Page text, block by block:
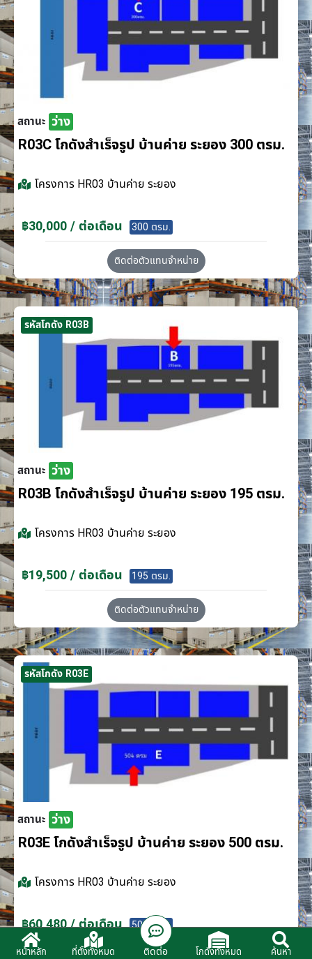
สถานะ ว่าง
R03C โกดังสำเร็จรูป บ้านค่าย ระยอง 300 ตรม.
โครงการ HR03 บ้านค่าย ระยอง
฿30,000 / ต่อเดือน 300 ตรม.
ติดต่อตัวแทนจำหน่าย
รหัสโกดัง R03B
สถานะ ว่าง
R03B โกดังสำเร็จรูป บ้านค่าย ระยอง 195 ตรม.
โครงการ HR03 บ้านค่าย ระยอง
฿19,500 / ต่อเดือน 195 ตรม.
ติดต่อตัวแทนจำหน่าย
รหัสโกดัง R03E
สถานะ ว่าง
R03E โกดังสำเร็จรูป บ้านค่าย ระยอง 500 ตรม.
โครงการ HR03 บ้านค่าย ระยอง
฿60,480 / ต่อเดือน 500 ตรม.
หน้าหลัก ที่ตั้งทั้งหมด ติดต่อ โกดังทั้งหมด ค้นหา